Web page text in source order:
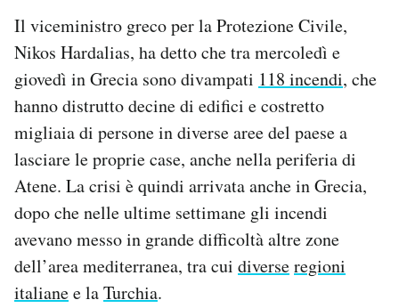
AREA PERSONALE
Area Personale
Newsletter
Notifiche mobile
Regala il Post
Hai bisogno di aiuto?
Il viceministro greco per la Protezione Civile,
Nikos Hardalias, ha detto che tra mercoledì e
giovedì in Grecia sono divampati 118 incendi, che
hanno distrutto decine di edifici e costretto
migliaia di persone in diverse aree del paese a
lasciare le proprie case, anche nella periferia di
Atene. La crisi è quindi arrivata anche in Grecia,
dopo che nelle ultime settimane gli incendi
avevano messo in grande difficoltà altre zone
dell’area mediterranea, tra cui diverseregioni
italianee laTurchia.